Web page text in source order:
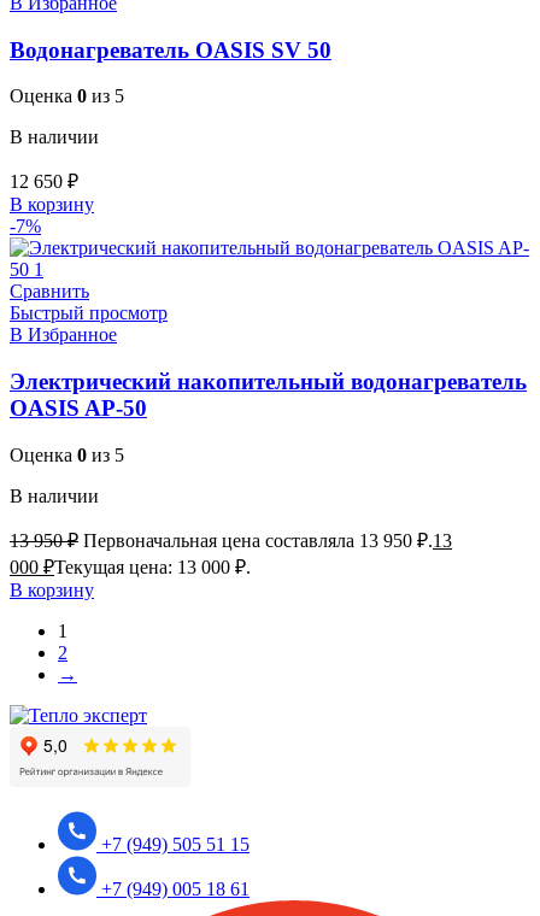
Водонагреватель OASIS SV 50
Оценка 0 из 5
В наличии
12 650 ₽
В корзину
-7%
Сравнить
Быстрый просмотр
В Избранное
Электрический накопительный водонагреватель
OASIS AP-50
Оценка 0 из 5
В наличии
13 950₽ Первоначальная цена составляла 13 950 ₽.13
000 ₽Текущая цена: 13 000 ₽.
В корзину
1
2
→
+7 (949) 505 51 15
+7 (949) 005 18 61